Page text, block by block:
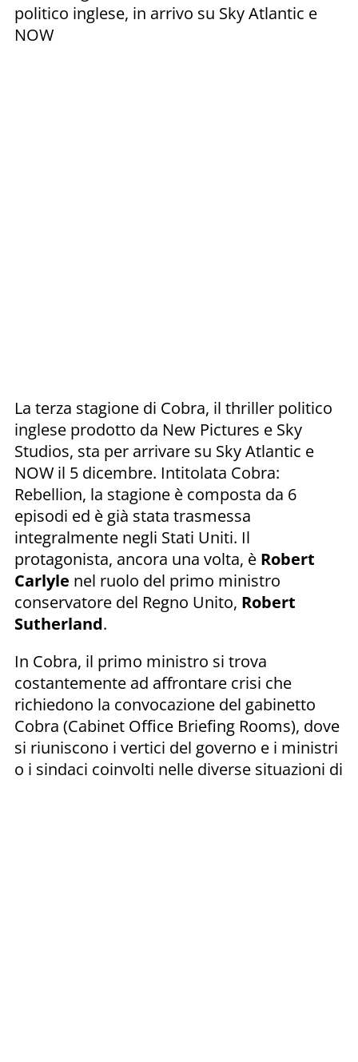
politico inglese, in arrivo su Sky Atlantic e
NOW
La terza stagione di Cobra, il thriller politico
inglese prodotto da New Pictures e Sky
Studios, sta per arrivare su Sky Atlantic e
NOW il 5 dicembre. Intitolata Cobra:
Rebellion, la stagione è composta da 6
episodi ed è già stata trasmessa
integralmente negli Stati Uniti. Il
protagonista, ancora una volta, è Robert
Carlyle nel ruolo del primo ministro
conservatore del Regno Unito, Robert
Sutherland.
In Cobra, il primo ministro si trova
costantemente ad affrontare crisi che
richiedono la convocazione del gabinetto
Cobra (Cabinet Office Briefing Rooms), dove
si riuniscono i vertici del governo e i ministri
o i sindaci coinvolti nelle diverse situazioni di